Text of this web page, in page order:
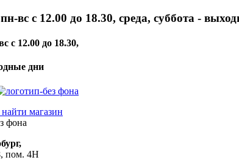
вс с 12.00 до 18.30, среда, суббота -
с 12.00 до 18.30,
дни
магазин
пом. 4Н